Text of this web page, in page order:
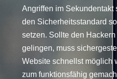
Angriffen im Sekundentakt
den Sicherheitsstandard
setzen. Sollte den
gelingen, muss
Website schnellst möglich
zum funktionsfähig